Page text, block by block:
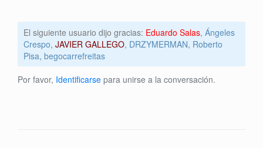
El siguiente usuario dijo gracias: Eduardo Salas, Ángeles
Crespo, JAVIER GALLEGO, DRZYMERMAN, Roberto
Pisa, begocarrefreitas
Por favor, Identificarse para unirse a la conversación.